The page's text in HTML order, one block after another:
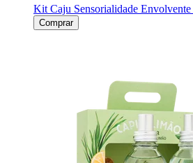
Kit Caju Sensorialidade Envolvente
Comprar